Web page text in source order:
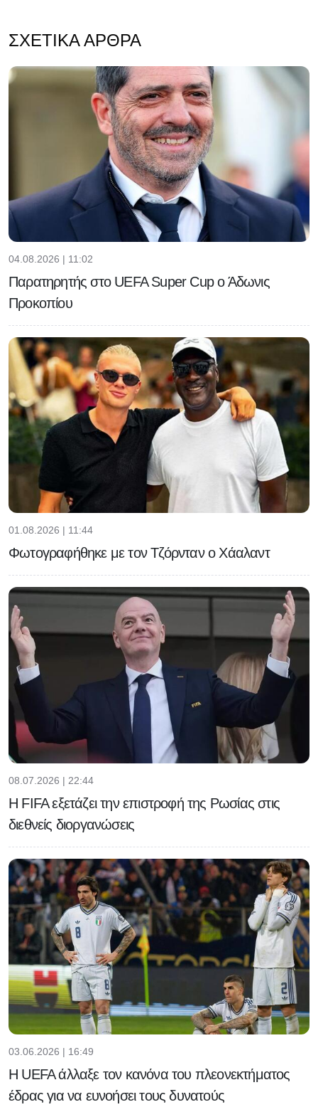
ΣΧΕΤΙΚΆ ΆΡΘΡΑ
04.08.2026 | 11:02
Παρατηρητής στο UEFA Super Cup ο Άδωνις
Προκοπίου
01.08.2026 | 11:44
Φωτογραφήθηκε με τον Τζόρνταν ο Χάαλαντ
08.07.2026 | 22:44
Η FIFA εξετάζει την επιστροφή της Ρωσίας στις
διεθνείς διοργανώσεις
03.06.2026 | 16:49
H UEFA άλλαξε τον κανόνα του πλεονεκτήματος
έδρας για να ευνοήσει τους δυνατούς